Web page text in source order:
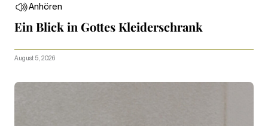
Anhören
Ein Blick in Gottes Kleiderschrank
August 5, 2026